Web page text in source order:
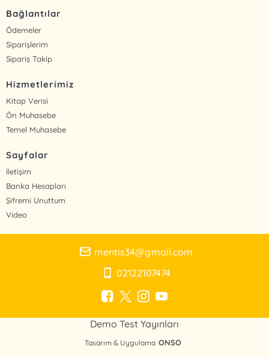
Bağlantılar
Ödemeler
Siparişlerim
Sipariş Takip
Hizmetlerimiz
Kitap Verisi
Ön Muhasebe
Temel Muhasebe
Sayfalar
İletişim
Banka Hesapları
Şifremi Unuttum
Video
mentis34@gmail.com
02122107474
Demo Test Yayınları
Tasarım & Uygulama ONSO